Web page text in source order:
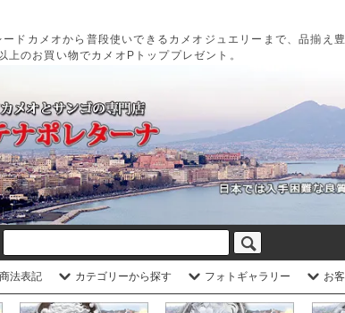
ドカメオから普段使いできるカメオジュエリーまで、品揃
のお買い物でカメオPトッププレゼント。
法表記 カテゴリーから探す フォトギャラリー お